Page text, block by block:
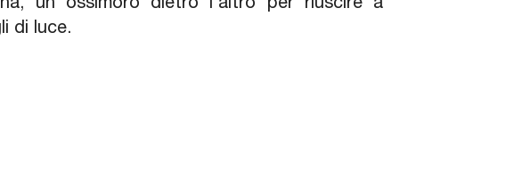
un ossimoro dietro l'altro per riuscire a
di luce.